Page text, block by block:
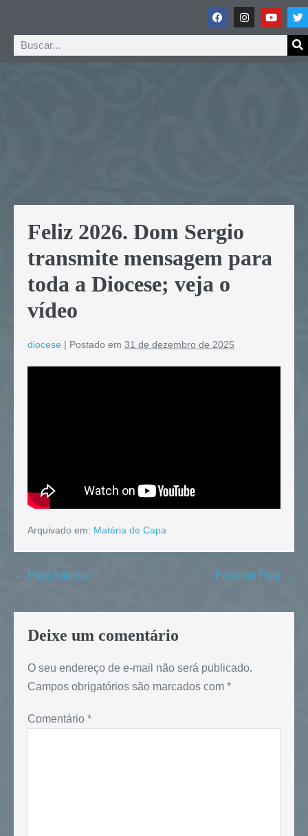
Feliz 2026. Dom Sergio
transmite mensagem para
toda a Diocese; veja o
vídeo
diocese | Postado em 31 de dezembro de 2025
Arquivado em: Matéria de Capa
← Post Anterior Próximo Post →
Deixe um comentário
O seu endereço de e-mail não será publicado.
Campos obrigatórios são marcados com *
Comentário *